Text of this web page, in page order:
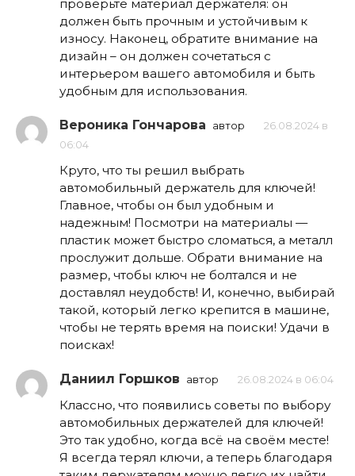
проверьте материал держателя: он
должен быть прочным и устойчивым к
износу. Наконец, обратите внимание на
дизайн – он должен сочетаться с
интерьером вашего автомобиля и быть
удобным для использования.
Вероника Гончарова автор
26.08.2024 в
06:04
Круто, что ты решил выбрать
автомобильный держатель для ключей!
Главное, чтобы он был удобным и
надежным! Посмотри на материалы —
пластик может быстро сломаться, а металл
прослужит дольше. Обрати внимание на
размер, чтобы ключ не болтался и не
доставлял неудобств! И, конечно, выбирай
такой, который легко крепится в машине,
чтобы не терять время на поиски! Удачи в
поисках!
Даниил Горшков автор 26.08.2024 в 06:04
Классно, что появились советы по выбору
автомобильных держателей для ключей!
Это так удобно, когда всё на своём месте!
Я всегда терял ключи, а теперь благодаря